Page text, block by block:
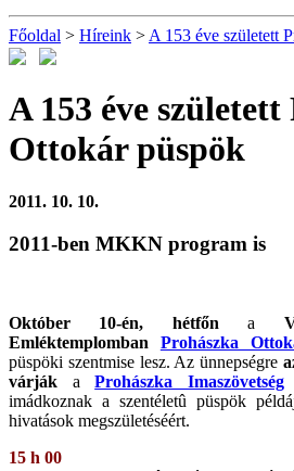
Főoldal > Híreink > A 153 éve született
A 153 éve született
Ottokár püspök
2011. 10. 10.
2011-ben MKKN program is
Október 10-én, hétfőna
Emléktemplomban
Prohászka
püspöki szentmise lesz. Az ünnepségre
várják aProhászka Imaszövetség
imádkoznak a szentéletû püspök
hivatások megszületéséért.
15 h 00